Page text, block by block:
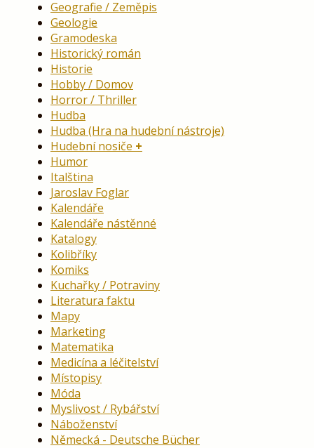
Geografie / Zeměpis
Geologie
Gramodeska
Historický román
Historie
Hobby / Domov
Horror / Thriller
Hudba
Hudba (Hra na hudební nástroje)
Hudební nosiče
Humor
Italština
Jaroslav Foglar
Kalendáře
Kalendáře nástěnné
Katalogy
Kolibříky
Komiks
Kuchařky / Potraviny
Literatura faktu
Mapy
Marketing
Matematika
Medicína a léčitelství
Místopisy
Móda
Myslivost / Rybářství
Náboženství
Německá - Deutsche Bücher